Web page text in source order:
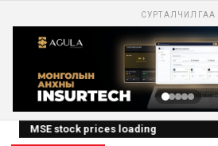
СУРТАЛЧИЛГАА
MSE stock prices loading